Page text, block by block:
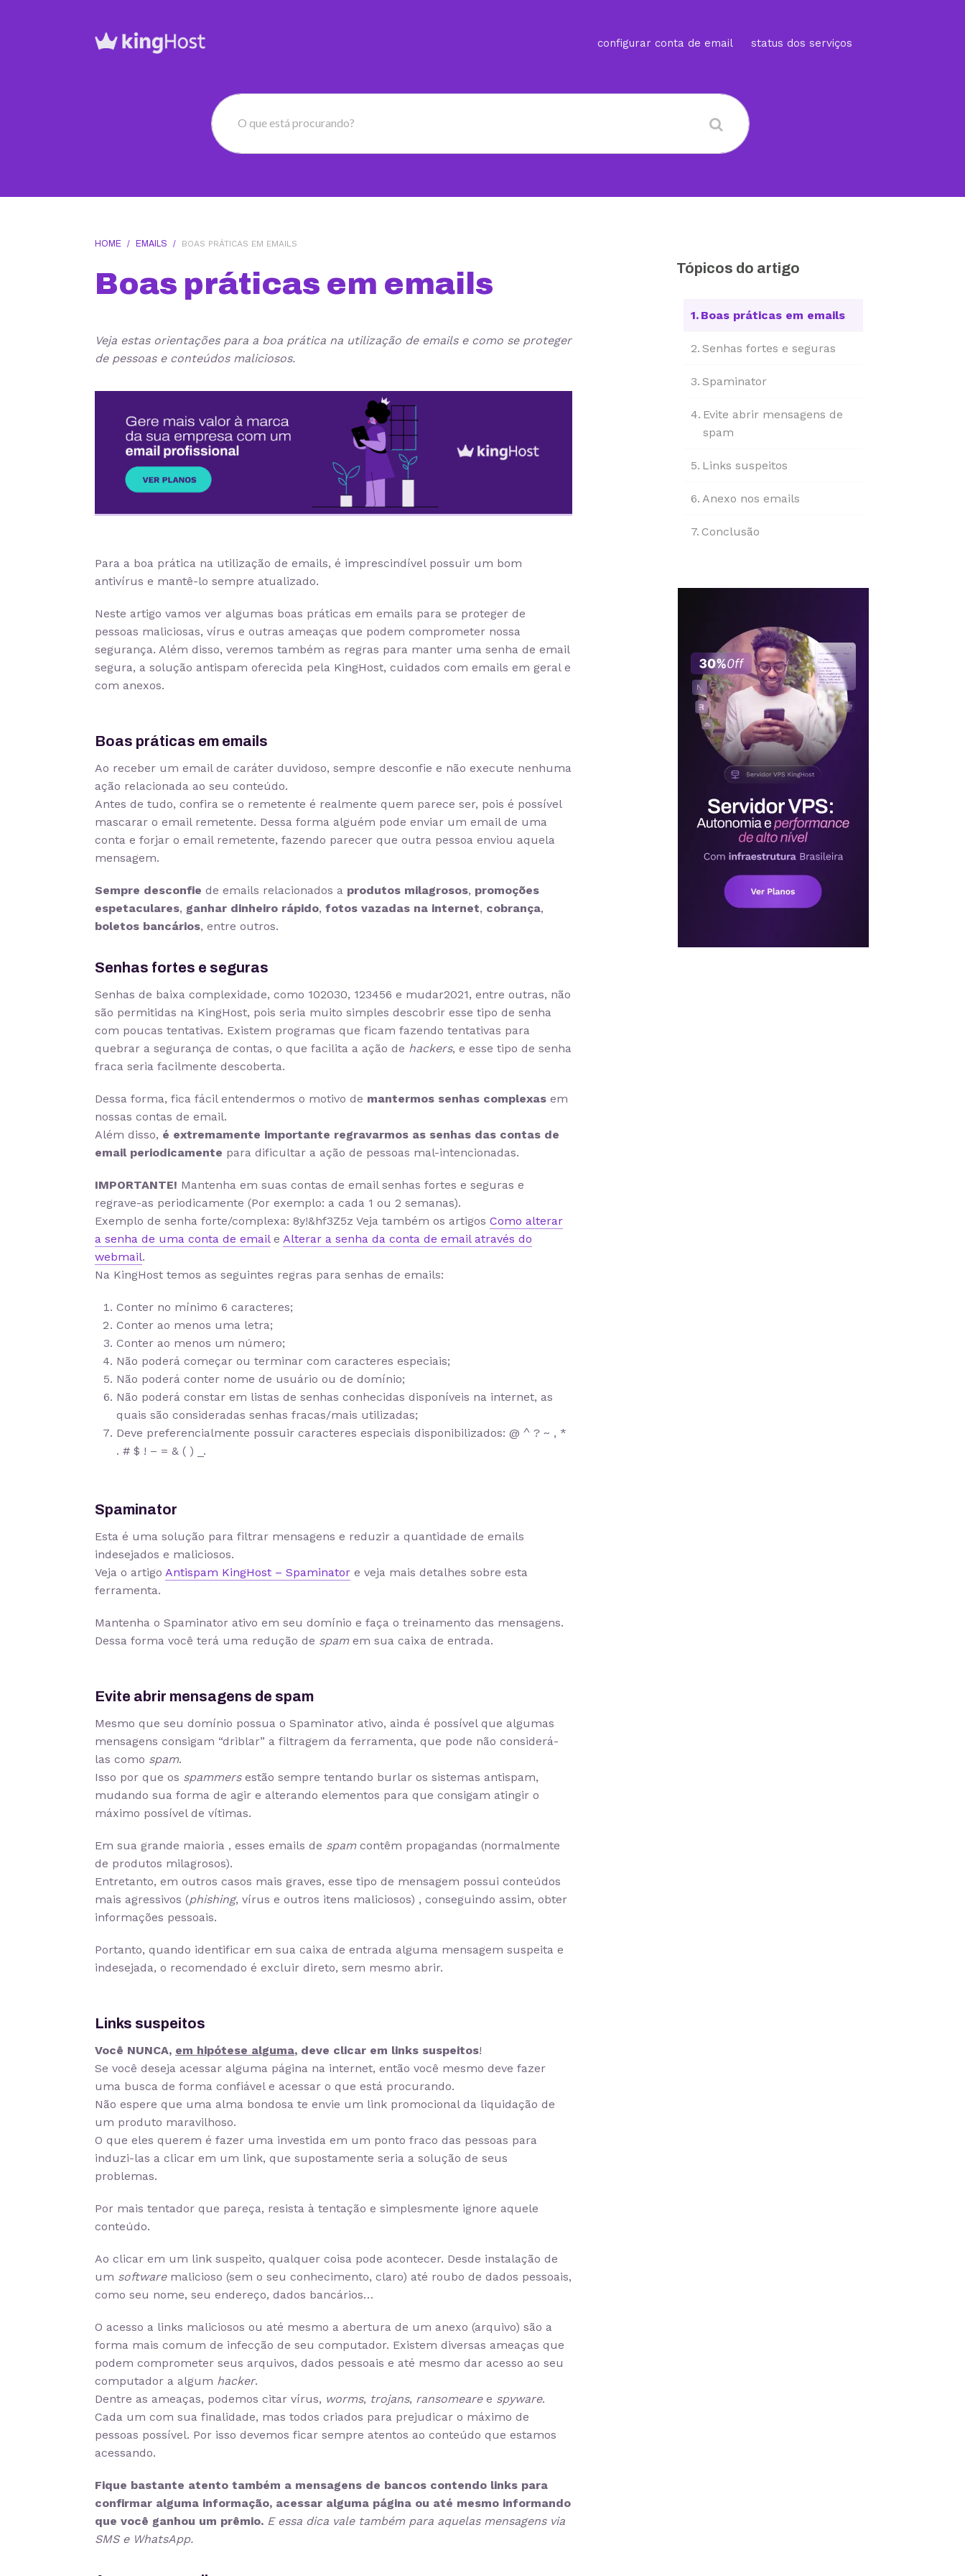
configurar conta de email status dos serviços
O que está procurando?
HOME / EMAILS / BOAS PRÁTICAS EM EMAILS
Boas práticas em emails
Veja estas orientações para a boa prática na utilização de emails e como se proteger
de pessoas e conteúdos maliciosos.
Para a boa prática na utilização de emails, é imprescindível possuir um bom
antivírus e mantê-lo sempre atualizado.
Neste artigo vamos ver algumas boas práticas em emails para se proteger de
pessoas maliciosas, vírus e outras ameaças que podem comprometer nossa
segurança. Além disso, veremos também as regras para manter uma senha de email
segura, a solução antispam oferecida pela KingHost, cuidados com emails em geral e
com anexos.
Boas práticas em emails
Ao receber um email de caráter duvidoso, sempre desconfie e não execute nenhuma
ação relacionada ao seu conteúdo.
Antes de tudo, confira se o remetente é realmente quem parece ser, pois é possível
mascarar o email remetente. Dessa forma alguém pode enviar um email de uma
conta e forjar o email remetente, fazendo parecer que outra pessoa enviou aquela
mensagem.
Sempre desconfie de emails relacionados a produtos milagrosos, promoções
espetaculares, ganhar dinheiro rápido, fotos vazadas na internet, cobrança,
boletos bancários, entre outros.
Senhas fortes e seguras
Senhas de baixa complexidade, como 102030, 123456 e mudar2021, entre outras, não
são permitidas na KingHost, pois seria muito simples descobrir esse tipo de senha
com poucas tentativas. Existem programas que ficam fazendo tentativas para
quebrar a segurança de contas, o que facilita a ação de hackers, e esse tipo de senha
fraca seria facilmente descoberta.
Dessa forma, fica fácil entendermos o motivo de mantermos senhas complexas em
nossas contas de email.
Além disso, é extremamente importante regravarmos as senhas das contas de
email periodicamente para dificultar a ação de pessoas mal-intencionadas.
IMPORTANTE! Mantenha em suas contas de email senhas fortes e seguras e
regrave-as periodicamente (Por exemplo: a cada 1 ou 2 semanas).
Exemplo de senha forte/complexa: 8y!&hf3Z5z Veja também os artigos Como alterar
a senha de uma conta de emaile Alterar a senha da conta de email através do
webmail.
Na KingHost temos as seguintes regras para senhas de emails:
Conter no mínimo 6 caracteres;
Conter ao menos uma letra;
Conter ao menos um número;
Não poderá começar ou terminar com caracteres especiais;
Não poderá conter nome de usuário ou de domínio;
Não poderá constar em listas de senhas conhecidas disponíveis na internet, as
quais são consideradas senhas fracas/mais utilizadas;
Deve preferencialmente possuir caracteres especiais disponibilizados: @ ^ ? ~ , *
. # $ ! – = & ( ) _.
Spaminator
Esta é uma solução para filtrar mensagens e reduzir a quantidade de emails
indesejados e maliciosos.
Veja o artigo Antispam KingHost – Spaminator e veja mais detalhes sobre esta
ferramenta.
Mantenha o Spaminator ativo em seu domínio e faça o treinamento das mensagens.
Dessa forma você terá uma redução de spamem sua caixa de entrada.
Evite abrir mensagens de spam
Mesmo que seu domínio possua o Spaminator ativo, ainda é possível que algumas
mensagens consigam “driblar” a filtragem da ferramenta, que pode não considerá-
las como spam.
Isso por que os spammersestão sempre tentando burlar os sistemas antispam,
mudando sua forma de agir e alterando elementos para que consigam atingir o
máximo possível de vítimas.
Em sua grande maioria , esses emails de spamcontêm propagandas (normalmente
de produtos milagrosos).
Entretanto, em outros casos mais graves, esse tipo de mensagem possui conteúdos
mais agressivos (phishing, vírus e outros itens maliciosos) , conseguindo assim, obter
informações pessoais.
Portanto, quando identificar em sua caixa de entrada alguma mensagem suspeita e
indesejada, o recomendado é excluir direto, sem mesmo abrir.
Links suspeitos
Você NUNCA, em hipótese alguma, deve clicar em links suspeitos!
Se você deseja acessar alguma página na internet, então você mesmo deve fazer
uma busca de forma confiável e acessar o que está procurando.
Não espere que uma alma bondosa te envie um link promocional da liquidação de
um produto maravilhoso.
O que eles querem é fazer uma investida em um ponto fraco das pessoas para
induzi-las a clicar em um link, que supostamente seria a solução de seus
problemas.
Por mais tentador que pareça, resista à tentação e simplesmente ignore aquele
conteúdo.
Ao clicar em um link suspeito, qualquer coisa pode acontecer. Desde instalação de
um softwaremalicioso (sem o seu conhecimento, claro) até roubo de dados pessoais,
como seu nome, seu endereço, dados bancários…
O acesso a links maliciosos ou até mesmo a abertura de um anexo (arquivo) são a
forma mais comum de infecção de seu computador. Existem diversas ameaças que
podem comprometer seus arquivos, dados pessoais e até mesmo dar acesso ao seu
computador a algum hacker.
Dentre as ameaças, podemos citar vírus, worms, trojans, ransomearee spyware.
Cada um com sua finalidade, mas todos criados para prejudicar o máximo de
pessoas possível. Por isso devemos ficar sempre atentos ao conteúdo que estamos
acessando.
Fique bastante atento também a mensagens de bancos contendo links para
confirmar alguma informação, acessar alguma página ou até mesmo informando
que você ganhou um prêmio. E essa dica vale também para aquelas mensagens via
SMS e WhatsApp.
Tópicos do artigo
Boas práticas em emails
Senhas fortes e seguras
Spaminator
Evite abrir mensagens de
spam
Links suspeitos
Anexo nos emails
Conclusão